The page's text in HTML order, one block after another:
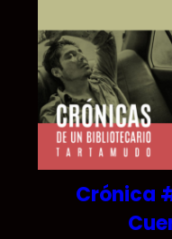
Crónica